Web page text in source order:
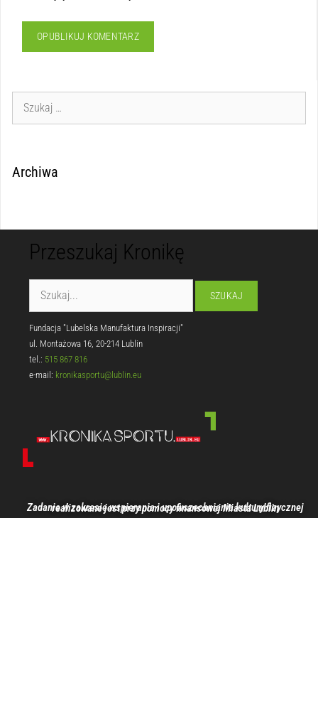
Archiwa
Przeszukaj Kronikę
Fundacja "Lubelska Manufaktura Inspiracji"
ul. Montażowa 16, 20-214 Lublin
tel.: 515 867 816
e-mail: kronikasportu@lublin.eu
Zadanie w zakresie wspierania i upowszechniania kultury fizycznej realizowane jest przy pomocy finansowej Miasta Lublin